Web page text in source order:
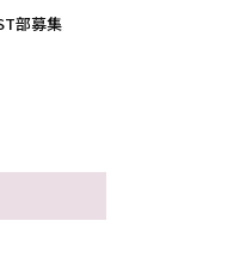
部募集